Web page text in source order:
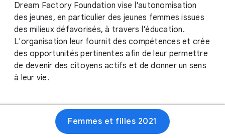
Dream Factory Foundation vise l'autonomisation
des jeunes, en particulier des jeunes femmes issues
des milieux défavorisés, à travers l'éducation.
L'organisation leur fournit des compétences et crée
des opportunités pertinentes afin de leur permettre
de devenir des citoyens actifs et de donner un sens
à leur vie.
Femmes et filles 2021